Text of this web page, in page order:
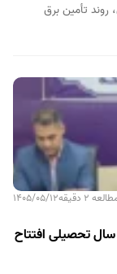
تأمین برق
2 دقیقه 1405/05/12
سال تحصیلی افتتاح